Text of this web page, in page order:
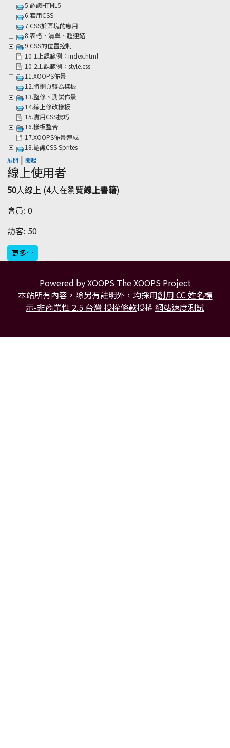
5.認識HTML5
6.套用CSS
7.CSS於區塊的應用
8.表格、清單、超連結
9.CSS的位置控制
10-1上課範例：index.html
10-2上課範例：style.css
11.XOOPS佈景
12.將網頁轉為樣板
13.整修、測試佈景
14.線上修改樣板
15.實用CSS技巧
16.樣板整合
17.XOOPS佈景速成
18.認識CSS Sprites
展開 | 闔起
線上使用者
50人線上 (4人在瀏覽線上書籍)
會員: 0
訪客: 50
更多…
Powered by XOOPS The XOOPS Project
本站所有內容，除另有註明外，均採用創用 CC 姓名標
示-非商業性 2.5 台灣 授權條款授權網站速度測試